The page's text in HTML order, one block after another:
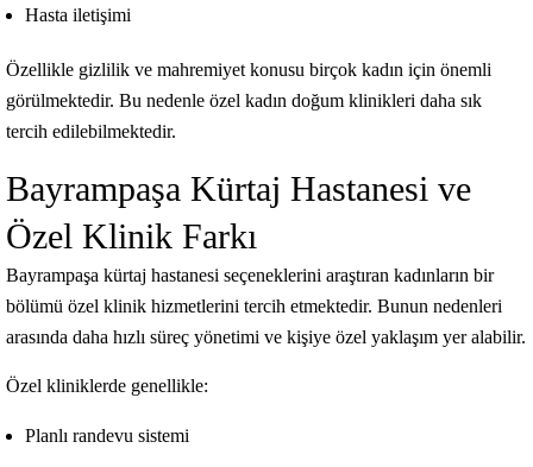
Hasta iletişimi
Özellikle gizlilik ve mahremiyet konusu birçok kadın için önemli
görülmektedir. Bu nedenle özel kadın doğum klinikleri daha sık
tercih edilebilmektedir.
Bayrampaşa Kürtaj Hastanesi ve
Özel Klinik Farkı
Bayrampaşa kürtaj hastanesi seçeneklerini araştıran kadınların bir
bölümü özel klinik hizmetlerini tercih etmektedir. Bunun nedenleri
arasında daha hızlı süreç yönetimi ve kişiye özel yaklaşım yer alabilir.
Özel kliniklerde genellikle:
Planlı randevu sistemi